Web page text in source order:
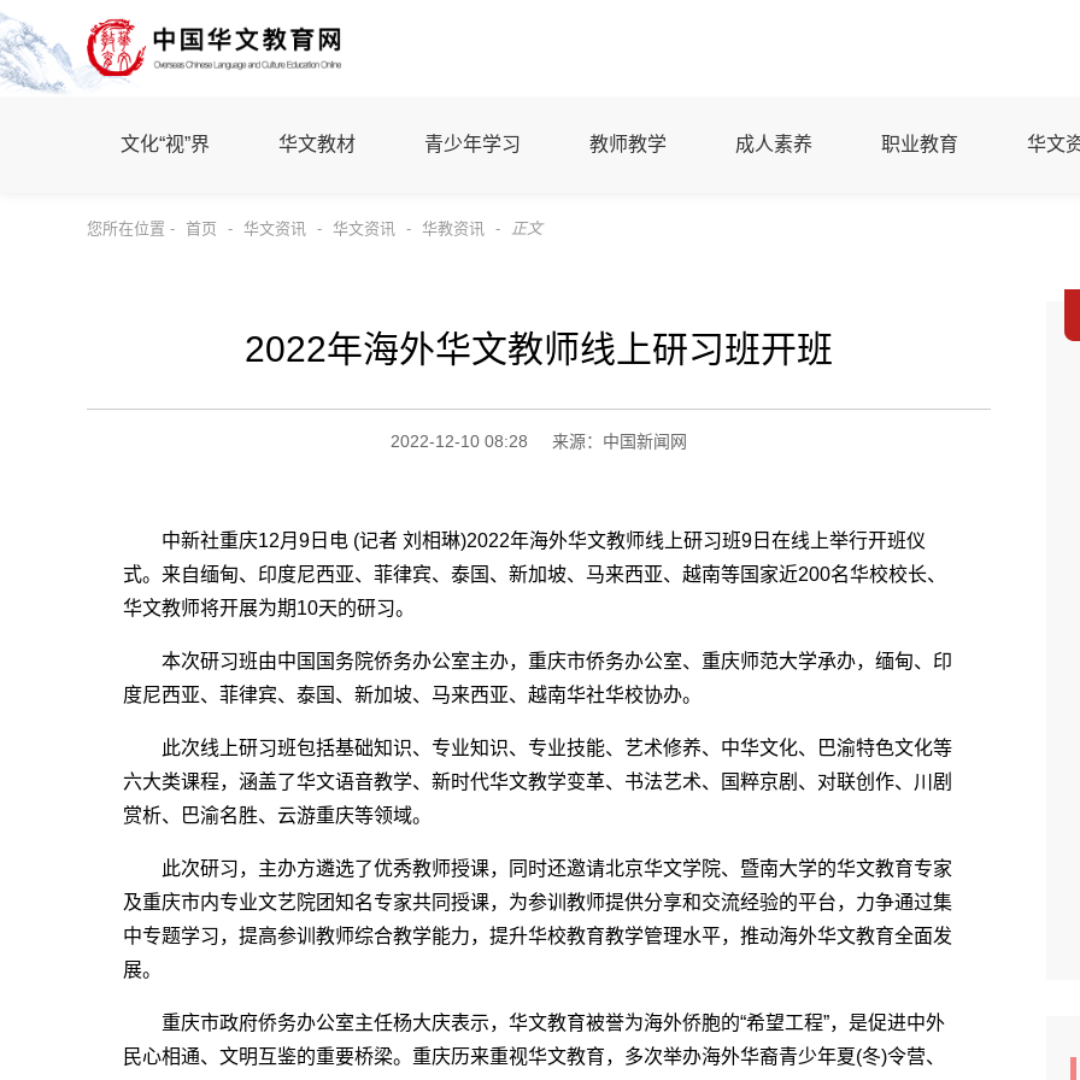
文化“视”界 华文教材 青少年学习 教师教学 成人素养 职业教育 华文
您所在位置 - 首页 - 华文资讯 - 华文资讯 - 华教资讯 - 正文
2022年海外华文教师线上研习班开班
2022-12-10 08:28 来源：中国新闻网
中新社重庆12月9日电 (记者 刘相琳)2022年海外华文教师线上研习班9日在线上举行开班仪
式。来自缅甸、印度尼西亚、菲律宾、泰国、新加坡、马来西亚、越南等国家近200名华校校长、
华文教师将开展为期10天的研习。
本次研习班由中国国务院侨务办公室主办，重庆市侨务办公室、重庆师范大学承办，缅甸、印
度尼西亚、菲律宾、泰国、新加坡、马来西亚、越南华社华校协办。
此次线上研习班包括基础知识、专业知识、专业技能、艺术修养、中华文化、巴渝特色文化等
六大类课程，涵盖了华文语音教学、新时代华文教学变革、书法艺术、国粹京剧、对联创作、川剧
赏析、巴渝名胜、云游重庆等领域。
此次研习，主办方遴选了优秀教师授课，同时还邀请北京华文学院、暨南大学的华文教育专家
及重庆市内专业文艺院团知名专家共同授课，为参训教师提供分享和交流经验的平台，力争通过集
中专题学习，提高参训教师综合教学能力，提升华校教育教学管理水平，推动海外华文教育全面发
展。
重庆市政府侨务办公室主任杨大庆表示，华文教育被誉为海外侨胞的“希望工程”，是促进中外
民心相通、文明互鉴的重要桥梁。重庆历来重视华文教育，多次举办海外华裔青少年夏(冬)令营、